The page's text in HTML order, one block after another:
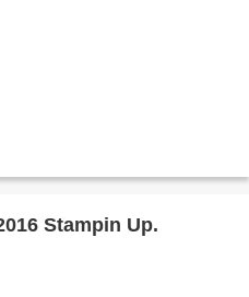
Stampin Up.